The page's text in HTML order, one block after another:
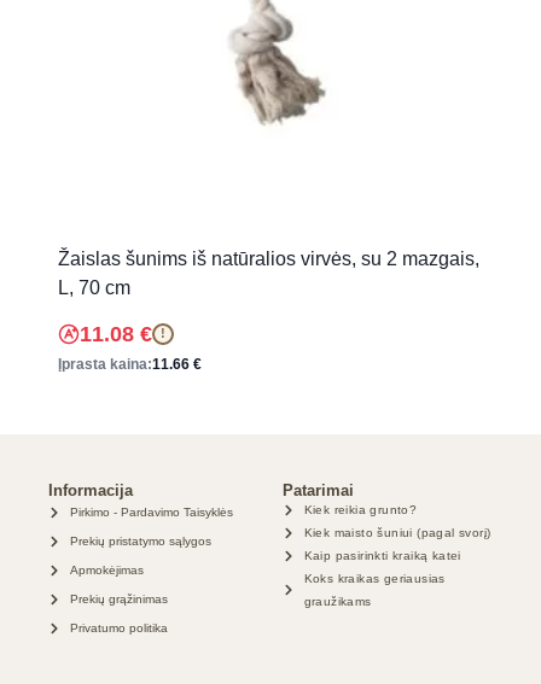
Žaislas šunims iš natūralios virvės, su 2 mazgais,
L, 70 cm
11.08 € !
Įprasta kaina:11.66 €
Informacija
Pirkimo - Pardavimo Taisyklės
Prekių pristatymo sąlygos
Apmokėjimas
Prekių grąžinimas
Privatumo politika
Patarimai
Kiek reikia grunto?
Kiek maisto šuniui (pagal svorį)
Kaip pasirinkti kraiką katei
Koks kraikas geriausias
graužikams